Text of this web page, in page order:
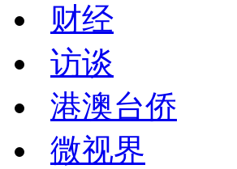
财经
访谈
港澳台侨
微视界